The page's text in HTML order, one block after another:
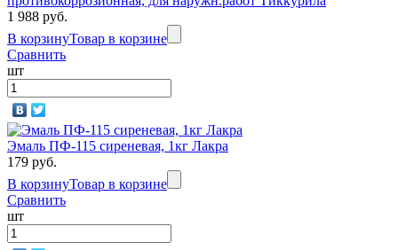
1 988 руб.
В корзинуТовар в корзине
Сравнить
шт
Эмаль ПФ-115 сиреневая, 1кг Лакра
179 руб.
В корзинуТовар в корзине
Сравнить
шт